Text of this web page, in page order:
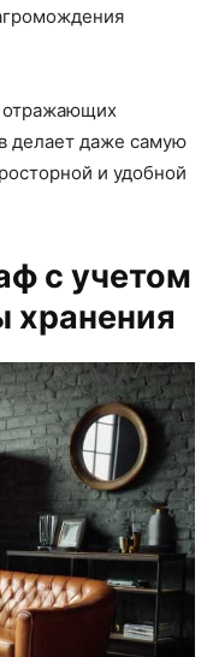
отражающих
делает даже самую
и удобной
с учетом
хранения